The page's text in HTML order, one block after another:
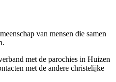
van mensen die samen
met de parochies in Huizen
met de andere christelijke